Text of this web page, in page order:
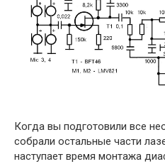
Когда вы подготовили все
собрали остальные части
наступает время монтажа